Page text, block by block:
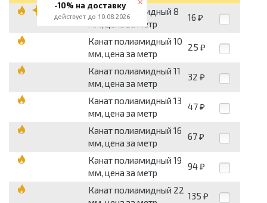
Канат полиамидный 8
мм, цена за метр
16 ₽
Канат полиамидный 10
мм, цена за метр
25 ₽
Канат полиамидный 11
мм, цена за метр
32 ₽
Канат полиамидный 13
мм, цена за метр
47 ₽
Канат полиамидный 16
мм, цена за метр
67 ₽
Канат полиамидный 19
мм, цена за метр
94 ₽
Канат полиамидный 22
135 ₽
-10% на доставку
действует до 10.08.2026